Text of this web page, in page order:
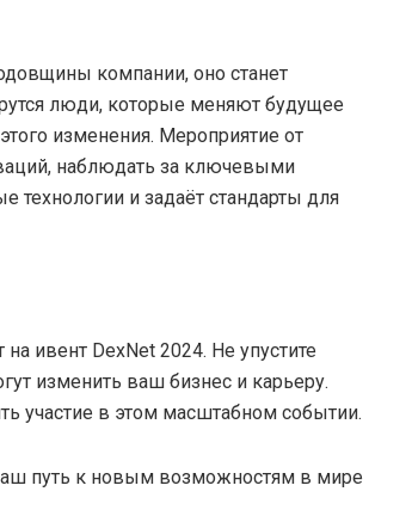
компании, оно станет
люди, которые меняют будущее
изменения. Мероприятие от
наблюдать за ключевыми
технологии и задаёт стандарты для
на ивент DexNet 2024. Не упустите
изменить ваш бизнес и карьеру.
участие в этом масштабном событии.
путь к новым возможностям в мире